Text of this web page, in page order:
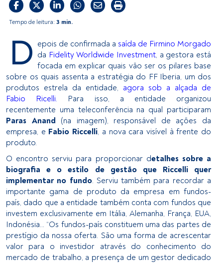
Tempo de leitura: 3 min.
D epois de confirmada a saída de Firmino Morgado
da Fidelity Worldwide Investment, a gestora está
focada em explicar quais vão ser os pilares base
sobre os quais assenta a estratégia do FF Iberia, um dos
produtos estrela da entidade, agora sob a alçada de
Fabio Ricelli. Para isso, a entidade organizou
recentemente uma teleconferência na qual participaram
Paras Anand (na imagem), responsável de ações da
empresa, e Fabio Riccelli, a nova cara visível à frente do
produto.
O encontro serviu para proporcionar detalhes sobre a
biografia e o estilo de gestão que Riccelli quer
implementar no fundo. Serviu também para recordar a
importante gama de produto da empresa em fundos-
país, dado que a entidade também conta com fundos que
investem exclusivamente em Itália, Alemanha, França, EUA,
Indonésia... “Os fundos-país constituem uma das partes de
prestígio da nossa oferta. São uma forma de acrescentar
valor para o investidor através do conhecimento do
mercado de trabalho, a presença de um gestor dedicado